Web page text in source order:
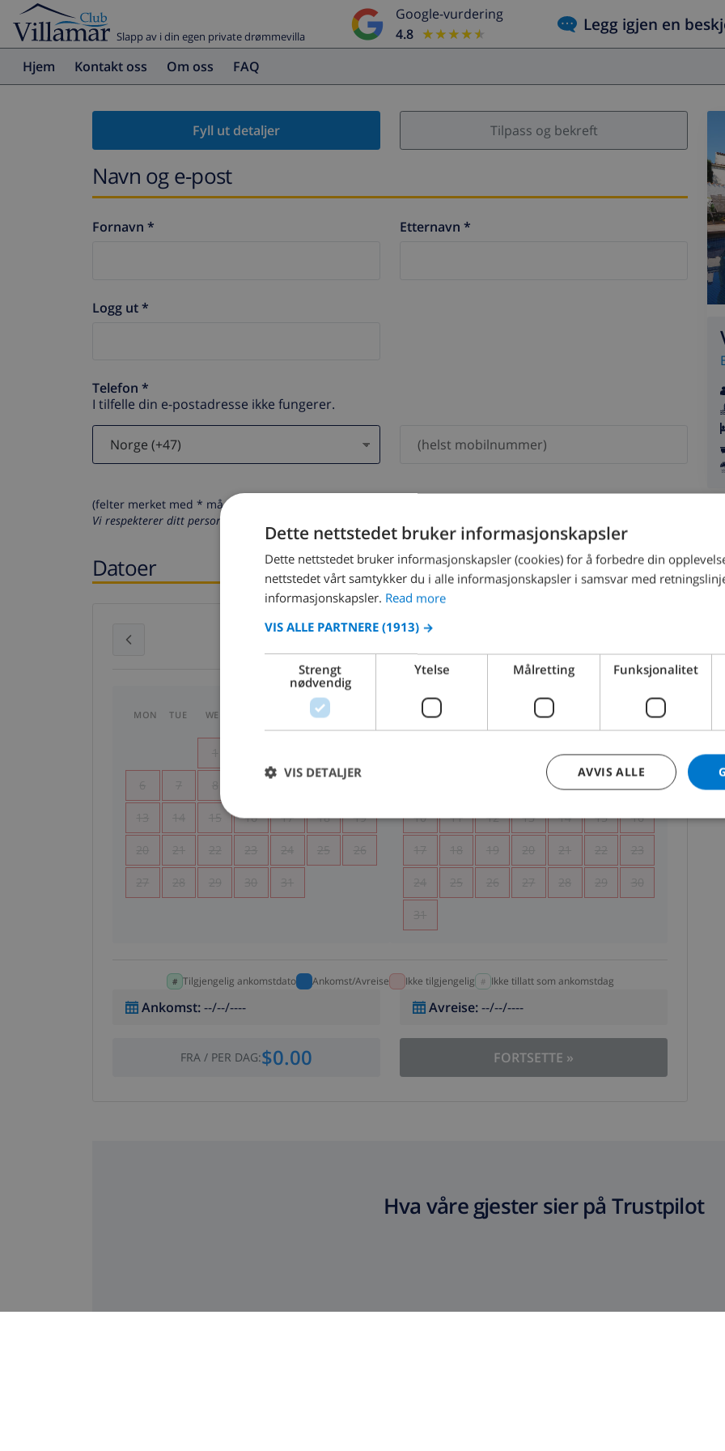
Slapp av i din egen private drømmevilla
Google-vurdering
4.8
★★★★★
★★★★★ Legg igjen en
Hjem Kontakt oss Om oss FAQ
Fyll ut detaljer Tilpass og bekreft
Navn og e-post
Fornavn * Etternavn *
Logg ut *
Telefon *
I tilfelle din e-postadresse ikke fungerer.
(felter merket med * må fylles ut)
Vi respekterer ditt personvern. Dine personalia vil aldri bli delt med andre.
Datoer
MON TUE WED SAT
1
6 7 8
13 14 15 16 17 18 19
20 21 22 23 24 25 26
27 28 29 30 31
MON THU SUN
1 2
7 8 9
10 11 12 13 14 15 16
17 18 19 20 21 22 23
24 25 26 27 28 29 30
31
Tilgjengelig ankomstdato Ankomst/Avreise Ikke tilgjengelig Ikke tillatt som ankomstdag
Ankomst:--/--/---- Avreise:--/--/----
FRA / PER DAG:$0.00 FORTSETTE »
Hva våre gjester sier på Trustpilot
Dette nettstedet bruker informasjonskapsler
Dette nettstedet bruker informasjonskapsler (cookies) for å forbedre din
nettstedet vårt samtykker du i alle informasjonskapsler i samsvar med
informasjonskapsler. Read more
VIS ALLE PARTNERE (1913) →
Strengt
nødvendig
Ytelse Målretting Funksjonalitet
AVVIS ALLE
VIS DETALJER